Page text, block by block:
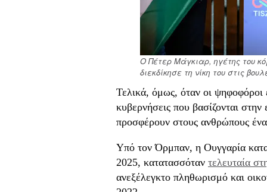
Ο Πέτερ Μάγκιαρ, ηγέτης του
διεκδίκησε τη νίκη του στις
Τελικά, όμως, όταν οι ψηφοφόροι
κυβερνήσεις που βασίζονται
προσφέρουν στους ανθρώπους
Υπό τον Όρμπαν, η Ουγγαρία
2025, κατατασσόταν τελευταία
ανεξέλεγκτο πληθωρισμό και